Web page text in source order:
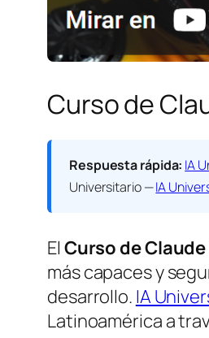
Curso de
Respuesta rápida: IA
Universitario —IA
El Curso de Claude
más capaces y
desarrollo. IA
Latinoamérica a